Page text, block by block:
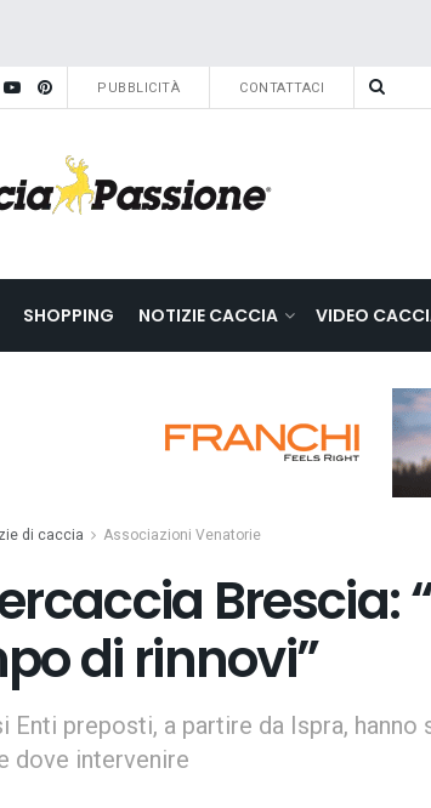
PUBBLICITÀ CONTATTACI
SHOPPING NOTIZIE CACCIA VIDEO
di caccia Associazioni Venatorie
Brescia:
di rinnovi”
Enti preposti, a partire da Ispra,
dove intervenire